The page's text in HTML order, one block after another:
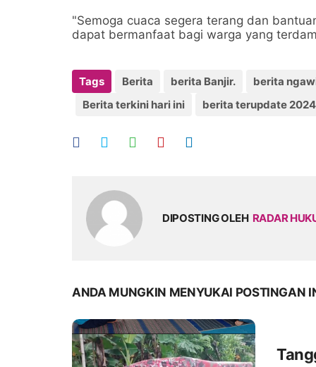
"Semoga cuaca segera terang dan
dapat bermanfaat bagi warga yang
Tags Berita berita Banjir. berita
Berita terkini hari ini
berita terupdate 2024
DIPOSTING OLEH RADAR
ANDA MUNGKIN MENYUKAI POSTINGAN